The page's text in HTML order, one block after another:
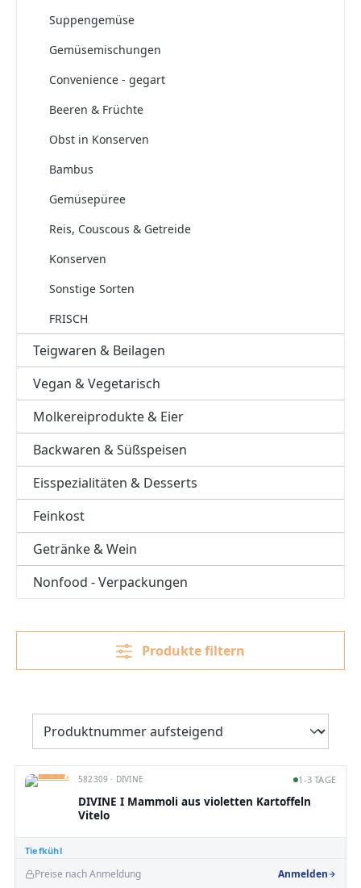
Suppengemüse
Gemüsemischungen
Convenience - gegart
Beeren & Früchte
Obst in Konserven
Bambus
Gemüsepüree
Reis, Couscous & Getreide
Konserven
Sonstige Sorten
FRISCH
Teigwaren & Beilagen
Vegan & Vegetarisch
Molkereiprodukte & Eier
Backwaren & Süßspeisen
Eisspezialitäten & Desserts
Feinkost
Getränke & Wein
Nonfood - Verpackungen
Produkte filtern
Tiefkühl
582309 · DIVINE 1-3 TAGE
DIVINE I Mammoli aus violetten Kartoffeln
Vitelo
Preise nach Anmeldung Anmelden